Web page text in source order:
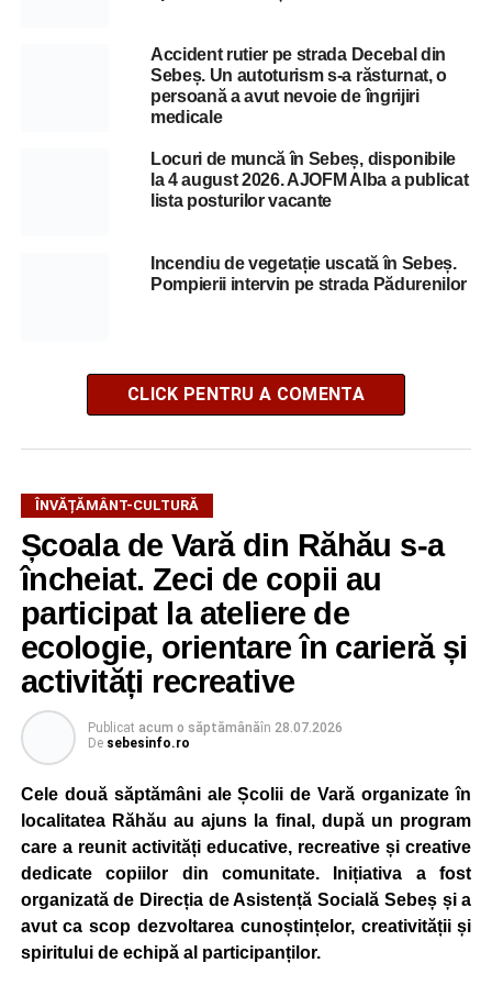
Accident rutier pe strada Decebal din
Sebeș. Un autoturism s-a răsturnat, o
persoană a avut nevoie de îngrijiri
medicale
Locuri de muncă în Sebeș, disponibile
la 4 august 2026. AJOFM Alba a publicat
lista posturilor vacante
Incendiu de vegetație uscată în Sebeș.
Pompierii intervin pe strada Pădurenilor
CLICK PENTRU A COMENTA
ÎNVĂȚĂMÂNT-CULTURĂ
Școala de Vară din Răhău s-a
încheiat. Zeci de copii au
participat la ateliere de
ecologie, orientare în carieră și
activități recreative
Publicat acum o săptămânăîn 28.07.2026
De sebesinfo.ro
Cele două săptămâni ale Școlii de Vară organizate în
localitatea Răhău au ajuns la final, după un program
care a reunit activități educative, recreative și creative
dedicate copiilor din comunitate. Inițiativa a fost
organizată de Direcția de Asistență Socială Sebeș și a
avut ca scop dezvoltarea cunoștințelor, creativității și
spiritului de echipă al participanților.